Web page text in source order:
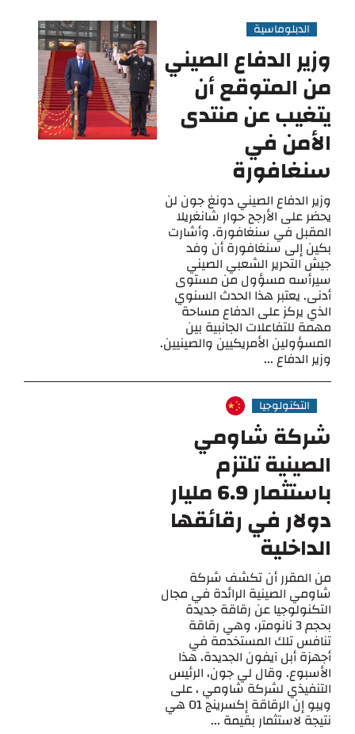
الدبلوماسية
وزير الدفاع الصيني
من المتوقع أن
يتغيب عن منتدى
الأمن في
سنغافورة
وزير الدفاع الصيني دونغ جون لن
يحضر على الأرجح حوار شانغريلا
المقبل في سنغافورة. وأشارت
بكين إلى سنغافورة أن وفد
جيش التحرير الشعبي الصيني
سيرأسه مسؤول من مستوى
أدنى. يعتبر هذا الحدث السنوي
الذي يركز على الدفاع مساحة
مهمة للتفاعلات الجانبية بين
المسؤولين الأمريكيين والصينيين.
وزير الدفاع ...
التكنولوجيا
شركة شاومي
الصينية تلتزم
باستثمار 6.9 مليار
دولار في رقائقها
الداخلية
من المقرر أن تكشف شركة
شاومي الصينية الرائدة في مجال
التكنولوجيا عن رقاقة جديدة
بحجم 3 نانومتر، وهي رقاقة
تنافس تلك المستخدمة في
أجهزة أبل آيفون الجديدة، هذا
الأسبوع. وقال لي جون، الرئيس
التنفيذي لشركة شاومي ، على
ويبو إن الرقاقة إكسرينج O1 هي
نتيجة لاستثمار بقيمة ...